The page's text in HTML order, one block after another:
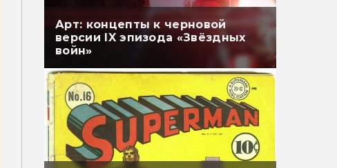
Арт: концепты к черновой
версии IX эпизода «Звёздных
войн»